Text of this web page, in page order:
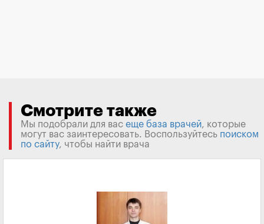
Смотрите также
Мы подобрали для вас еще база врачей, которые
могут вас заинтересовать. Воспользуйтесь поиском
по сайту, чтобы найти врача